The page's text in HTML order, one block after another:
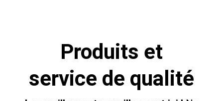
Produits et
service de qualité